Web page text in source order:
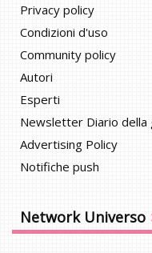
Privacy policy
Condizioni d'uso
Community policy
Autori
Esperti
Newsletter Diario della
Advertising Policy
Notifiche push
Network Universo